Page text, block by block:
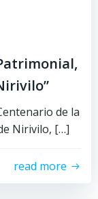
de la
Nirivilo, […]
read more